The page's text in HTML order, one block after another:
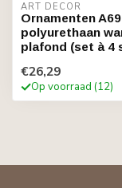
ART DÉCOR
Ornamenten
polyurethaan
plafond (set à 4
€26,29
Op voorraad (12)